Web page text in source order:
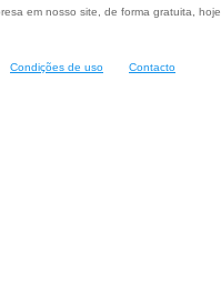
em nosso site, de forma gratuita, hoje
Condições de uso Contacto